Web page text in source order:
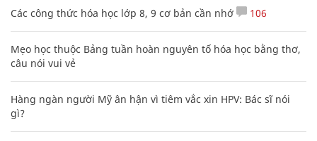
Các công thức hóa học lớp 8, 9 cơ bản cần nhớ 106
Mẹo học thuộc Bảng tuần hoàn nguyên tố hóa học bằng thơ,
câu nói vui vẻ
Hàng ngàn người Mỹ ân hận vì tiêm vắc xin HPV: Bác sĩ nói
gì?